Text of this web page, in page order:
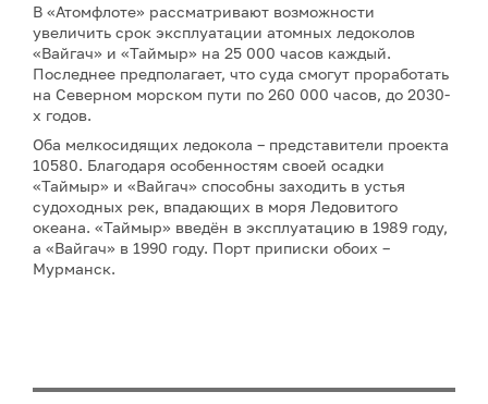
В «Атомфлоте» рассматривают возможности
увеличить срок эксплуатации атомных ледоколов
«Вайгач» и «Таймыр» на 25 000 часов каждый.
Последнее предполагает, что суда смогут проработать
на Северном морском пути по 260 000 часов, до 2030-
х годов.
Оба мелкосидящих ледокола – представители проекта
10580. Благодаря особенностям своей осадки
«Таймыр» и «Вайгач» способны заходить в устья
судоходных рек, впадающих в моря Ледовитого
океана. «Таймыр» введён в эксплуатацию в 1989 году,
а «Вайгач» в 1990 году. Порт приписки обоих –
Мурманск.